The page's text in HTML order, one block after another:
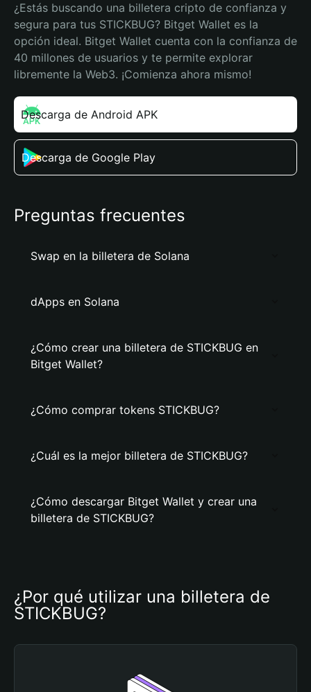
¿Estás buscando una billetera cripto de confianza y
segura para tus STICKBUG? Bitget Wallet es la
opción ideal. Bitget Wallet cuenta con la confianza de
40 millones de usuarios y te permite explorar
libremente la Web3. ¡Comienza ahora mismo!
Descarga de Android APK
Descarga de Google Play
Preguntas frecuentes
Swap en la billetera de Solana
dApps en Solana
¿Cómo crear una billetera de STICKBUG en
Bitget Wallet?
¿Cómo comprar tokens STICKBUG?
¿Cuál es la mejor billetera de STICKBUG?
¿Cómo descargar Bitget Wallet y crear una
billetera de STICKBUG?
¿Por qué utilizar una billetera de
STICKBUG?